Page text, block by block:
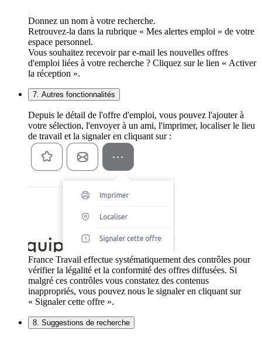
Donnez un nom à votre recherche.
Retrouvez-la dans la rubrique « Mes alertes emploi » de votre
espace personnel.
Vous souhaitez recevoir par e-mail les nouvelles offres
d'emploi liées à votre recherche ? Cliquez sur le lien « Activer
la réception ».
7. Autres fonctionnalités
Depuis le détail de l'offre d'emploi, vous pouvez l'ajouter à
votre sélection, l'envoyer à un ami, l'imprimer, localiser le lieu
de travail et la signaler en cliquant sur :
France Travail effectue systématiquement des contrôles pour
vérifier la légalité et la conformité des offres diffusées. Si
malgré ces contrôles vous constatez des contenus
inappropriés, vous pouvez nous le signaler en cliquant sur
« Signaler cette offre ».
8. Suggestions de recherche